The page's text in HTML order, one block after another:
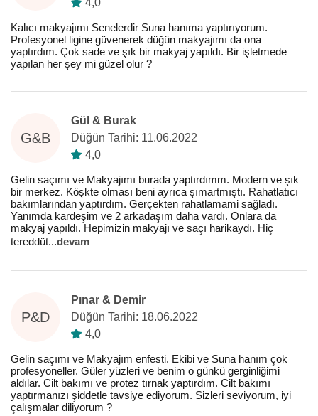
4,0
Kalıcı makyajımı Senelerdir Suna hanıma yaptırıyorum.
Profesyonel ligine güvenerek düğün makyajımı da ona
yaptırdım. Çok sade ve şık bir makyaj yapıldı. Bir işletmede
yapılan her şey mi güzel olur ?
G&B
Gül & Burak
Düğün Tarihi: 11.06.2022
4,0
Gelin saçımı ve Makyajımı burada yaptırdımm. Modern ve şık
bir merkez. Köşkte olması beni ayrıca şımartmıştı. Rahatlatıcı
bakımlarından yaptırdım. Gerçekten rahatlamami sağladı.
Yanımda kardeşim ve 2 arkadaşım daha vardı. Onlara da
makyaj yapıldı. Hepimizin makyajı ve saçı harikaydı. Hiç
tereddüt...devam
P&D
Pınar & Demir
Düğün Tarihi: 18.06.2022
4,0
Gelin saçımı ve Makyajım enfesti. Ekibi ve Suna hanım çok
profesyoneller. Güler yüzleri ve benim o günkü gerginliğimi
aldılar. Cilt bakımı ve protez tırnak yaptırdım. Cilt bakımı
yaptırmanızı şiddetle tavsiye ediyorum. Sizleri seviyorum, iyi
çalışmalar diliyorum ?